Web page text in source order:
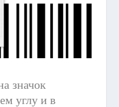
значок
углу и в